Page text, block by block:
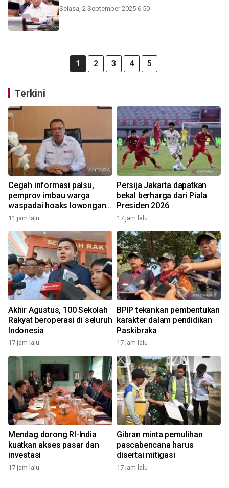
Selasa, 2 September 2025 6:50
1 2 3 4 5
Terkini
Cegah informasi palsu,
pemprov imbau warga
waspadai hoaks lowongan
kerja Blok Masela
11 jam lalu
Persija Jakarta dapatkan
bekal berharga dari Piala
Presiden 2026
17 jam lalu
Akhir Agustus, 100 Sekolah
Rakyat beroperasi di seluruh
Indonesia
17 jam lalu
BPIP tekankan pembentukan
karakter dalam pendidikan
Paskibraka
17 jam lalu
Mendag dorong RI-India
kuatkan akses pasar dan
investasi
17 jam lalu
Gibran minta pemulihan
pascabencana harus
disertai mitigasi
17 jam lalu